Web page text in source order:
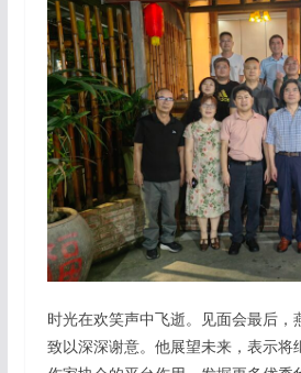
时光在欢笑声中飞逝。见面会最后，
致以深深谢意。他展望未来，表示将